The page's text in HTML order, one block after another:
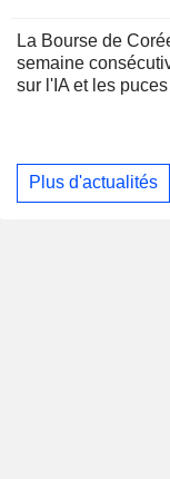
La Bourse de
semaine
sur l'IA et les puces
Plus d'actualités